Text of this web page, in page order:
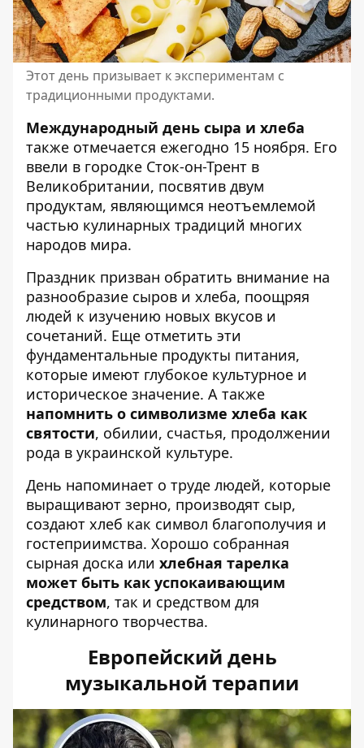
Этот день призывает к экспериментам с
традиционными продуктами.
Международный день сыра и хлеба
также отмечается ежегодно 15 ноября. Его
ввели в городке Сток-он-Трент в
Великобритании, посвятив двум
продуктам, являющимся неотъемлемой
частью кулинарных традиций многих
народов мира.
Праздник призван обратить внимание на
разнообразие сыров и хлеба, поощряя
людей к изучению новых вкусов и
сочетаний. Еще отметить эти
фундаментальные продукты питания,
которые имеют глубокое культурное и
историческое значение. А также
напомнить о символизме хлеба как
святости, обилии, счастья, продолжении
рода в украинской культуре.
День напоминает о труде людей, которые
выращивают зерно, производят сыр,
создают хлеб как символ благополучия и
гостеприимства. Хорошо собранная
сырная доска или хлебная тарелка
может быть как успокаивающим
средством, так и средством для
кулинарного творчества.
Европейский день
музыкальной терапии